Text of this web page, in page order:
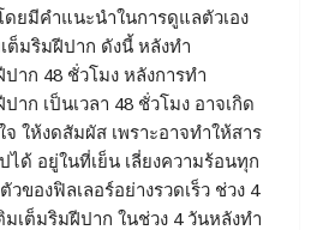
ดยมีคำแนะนำในการดูแลตัวเอง
ต็มริมฝีปาก ดังนี้ หลังทำ
าก 48 ชั่วโมง หลังการทำ
าก เป็นเวลา 48 ชั่วโมง อาจเกิด
ให้งดสัมผัส เพราะอาจทำให้สาร
ได้ อยู่ในที่เย็น เลี่ยงความร้อนทุก
ของฟิลเลอร์อย่างรวดเร็ว ช่วง 4
เต็มริมฝีปาก ในช่วง 4 วันหลังทำ